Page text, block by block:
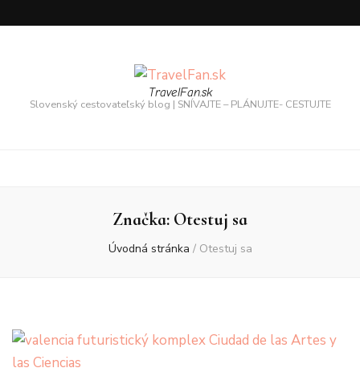
TravelFan.sk
Slovenský cestovateľský blog | SNÍVAJTE – PLÁNUJTE- CESTUJTE
Značka: Otestuj sa
Úvodná stránka / Otestuj sa